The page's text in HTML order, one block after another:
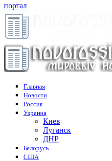
портал
Главная
Новости
Россия
Украина
Киев
Луганск
ДНР
Белорусь
США